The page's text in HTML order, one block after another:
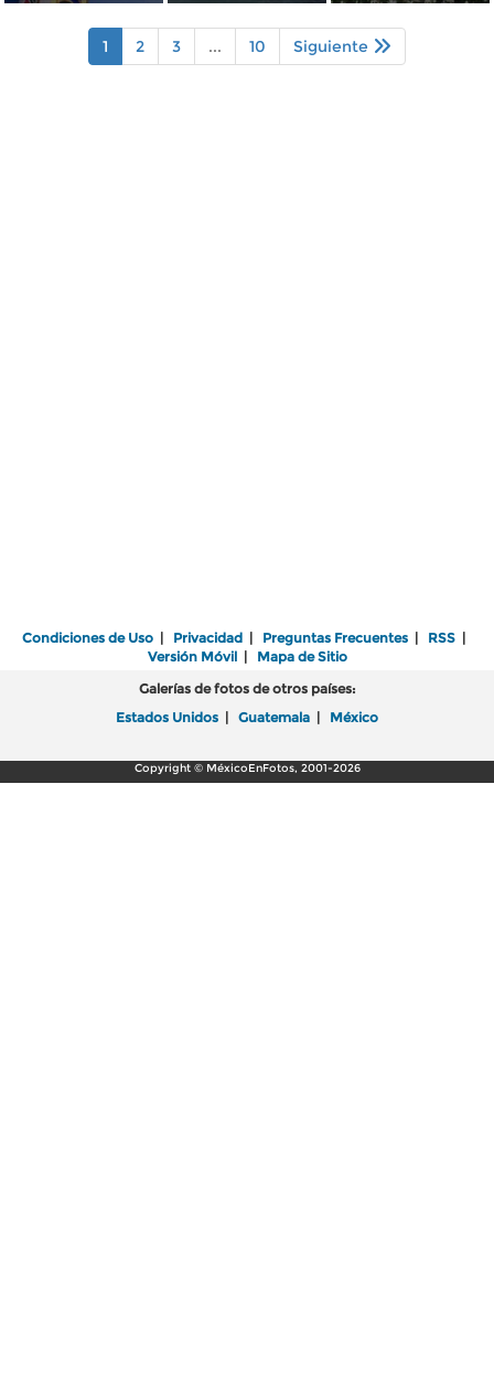
1 2 3 ... 10 Siguiente
Condiciones de Uso | Privacidad | Preguntas Frecuentes | RSS |
Versión Móvil| Mapa de Sitio
Galerías de fotos de otros países:
Estados Unidos | Guatemala | México
Copyright © MéxicoEnFotos, 2001-2026